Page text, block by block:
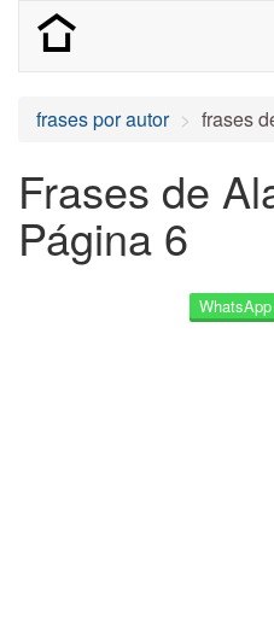
frases por autor frases
Frases de
Página 6
WhatsApp